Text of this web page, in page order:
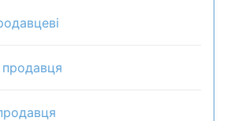
продавця